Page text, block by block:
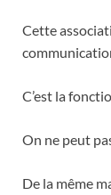
Cette
C’est la
On ne peut
De la même